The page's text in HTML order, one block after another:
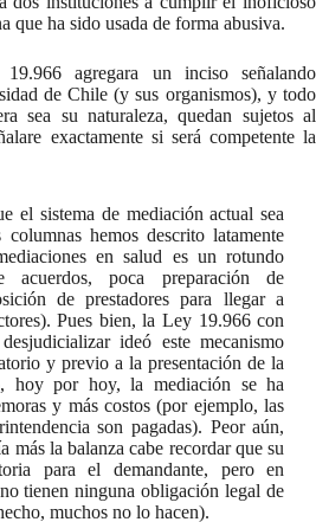
que ha sido usada de forma abusiva.
agregara un inciso señalando
de Chile (y sus organismos), y todo
sea su naturaleza, quedan sujetos al
exactamente si será competente la
el sistema de mediación actual sea
hemos descrito latamente
en salud es un rotundo
acuerdos, poca preparación de
de prestadores para llegar a
Pues bien, la Ley 19.966 con
ideó este mecanismo
y previo a la presentación de la
hoy por hoy, la mediación se ha
y más costos (por ejemplo, las
son pagadas). Peor aún,
más la balanza cabe recordar que su
para el demandante, pero en
tienen ninguna obligación legal de
muchos no lo hacen).